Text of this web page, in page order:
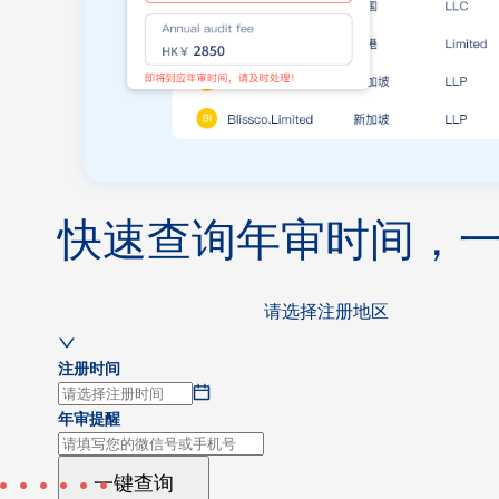
快速查询年审时间，
请选择注册地区
注册时间
年审提醒
一键查询